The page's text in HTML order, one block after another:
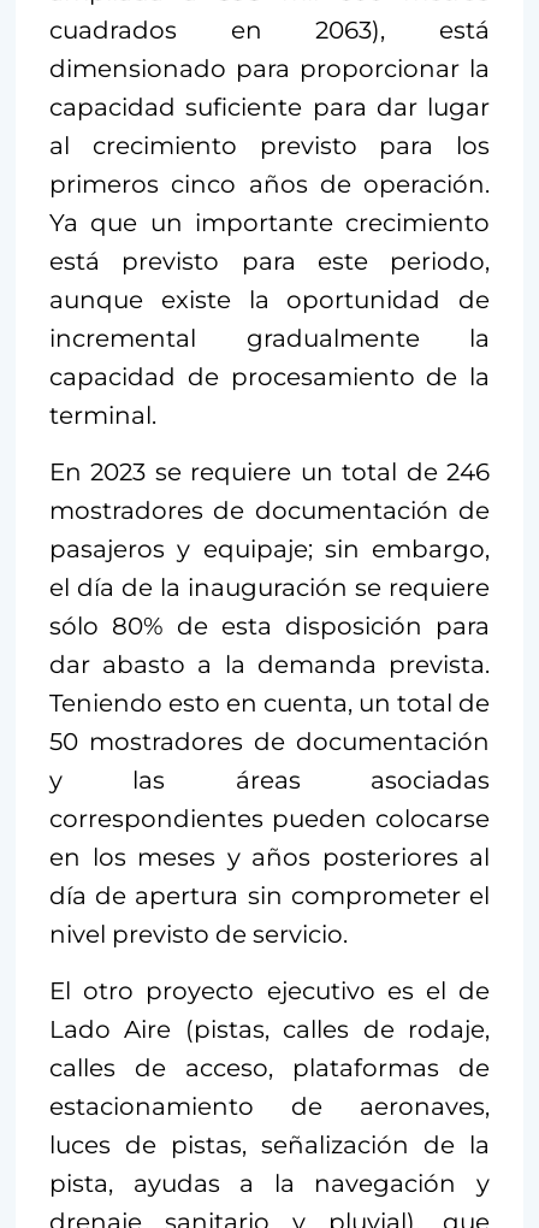
cuadrados en 2063), está
dimensionado para proporcionar la
capacidad suficiente para dar lugar
al crecimiento previsto para los
primeros cinco años de operación.
Ya que un importante crecimiento
está previsto para este periodo,
aunque existe la oportunidad de
incremental gradualmente la
capacidad de procesamiento de la
terminal.
En 2023 se requiere un total de 246
mostradores de documentación de
pasajeros y equipaje; sin embargo,
el día de la inauguración se requiere
sólo 80% de esta disposición para
dar abasto a la demanda prevista.
Teniendo esto en cuenta, un total de
50 mostradores de documentación
y las áreas asociadas
correspondientes pueden colocarse
en los meses y años posteriores al
día de apertura sin comprometer el
nivel previsto de servicio.
El otro proyecto ejecutivo es el de
Lado Aire (pistas, calles de rodaje,
calles de acceso, plataformas de
estacionamiento de aeronaves,
luces de pistas, señalización de la
pista, ayudas a la navegación y
drenaje sanitario y pluvial), que